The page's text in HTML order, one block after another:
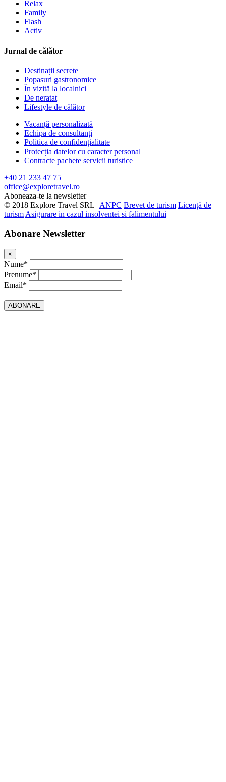
Relax
Family
Flash
Activ
Jurnal de călător
Destinații secrete
Popasuri gastronomice
În vizită la localnici
De neratat
Lifestyle de călător
Vacanță personalizată
Echipa de consultanți
Politica de confidențialitate
Protecția datelor cu caracter personal
Contracte pachete servicii turistice
+40 21 233 47 75
office@exploretravel.ro
Aboneaza-te la newsletter
© 2018 Explore Travel SRL | ANPC Brevet de turism Licență de
turism Asigurare in cazul insolventei si falimentului
Abonare Newsletter
×
Nume*
Prenume*
Email*